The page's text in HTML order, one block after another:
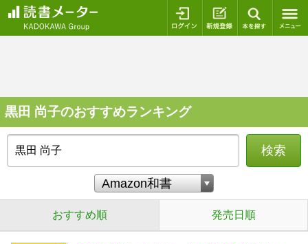
ログイン 新規登録
黒田 尚子のおすすめランキング
検索
おすすめ順 発売日順